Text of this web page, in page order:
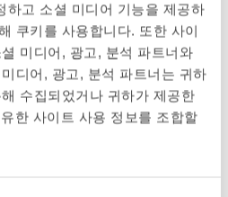
하고 소셜 미디어 기능을 제공하
쿠키를 사용합니다. 또한 사이
미디어, 광고, 분석 파트너와
디어, 광고, 분석 파트너는 귀하
수집되었거나 귀하가 제공한
한 사이트 사용 정보를 조합할
덴 마스킨메산’서 신
터 모델 공개 및 특
(SuperProp)’ 유압